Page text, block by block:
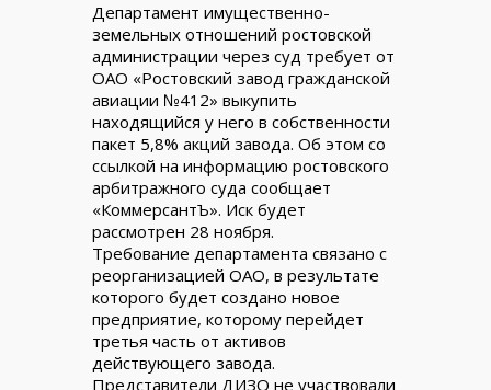
Департамент имущественно-
земельных отношений ростовской
администрации через суд требует от
ОАО «Ростовский завод гражданской
авиации №412» выкупить
находящийся у него в собственности
пакет 5,8% акций завода. Об этом со
ссылкой на информацию ростовского
арбитражного суда сообщает
«КоммерсантЪ». Иск будет
рассмотрен 28 ноября.
Требование департамента связано с
реорганизацией ОАО, в результате
которого будет создано новое
предприятие, которому перейдет
третья часть от активов
действующего завода.
Представители ДИЗО не участвовали